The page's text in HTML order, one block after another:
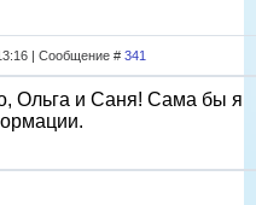
| Сообщение # 341
Ольга и Саня! Сама бы я